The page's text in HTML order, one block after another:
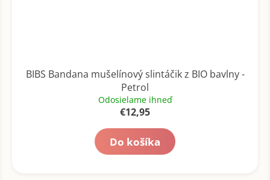
BIBS Bandana mušelínový slintáčik z BIO bavlny -
Petrol
Odosielame ihneď
€12,95
Do košíka